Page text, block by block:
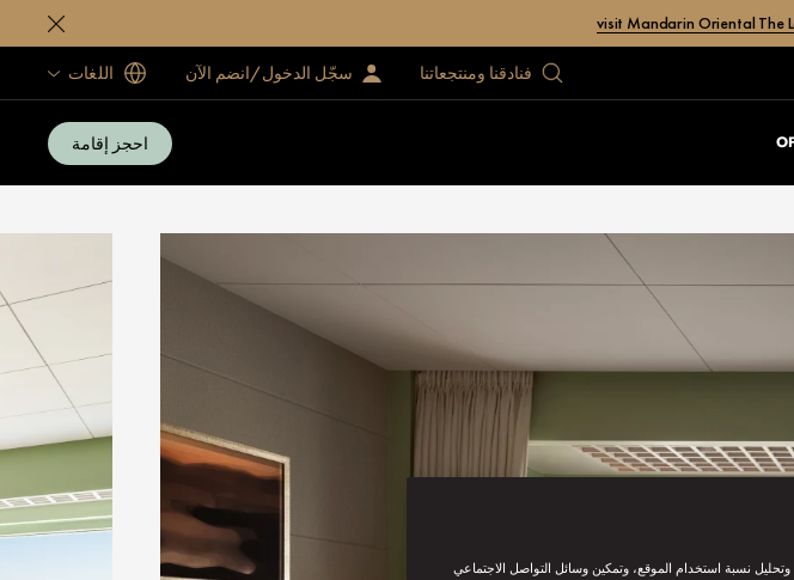
visit Mandarin Oriental The
فنادقنا ومنتجعاتنا سجّل الدخول/انضم الآن اللغات
احجز إقامة
نسبة استخدام الموقع، وتمكين وسائل التواصل الاجتماعي